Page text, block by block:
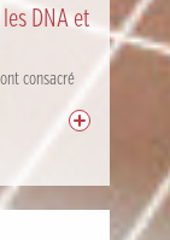
DNA et
consacré